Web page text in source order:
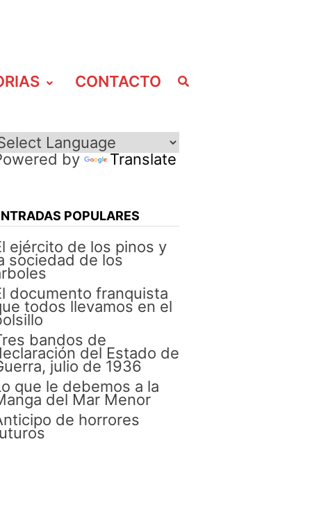
CONTACTO
by Translate
POPULARES
ejército de los pinos y
sociedad de los
documento franquista
todos llevamos en el
bandos de
del Estado de
julio de 1936
que le debemos a la
del Mar Menor
de horrores